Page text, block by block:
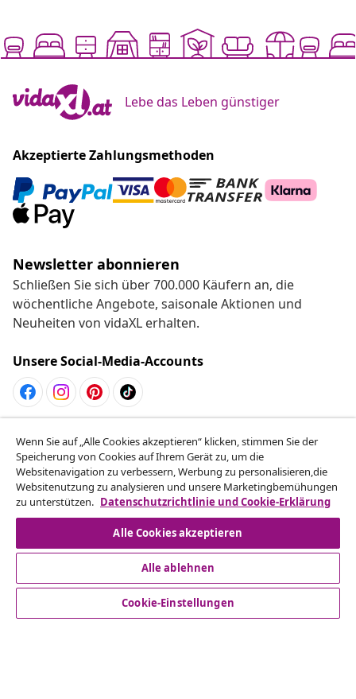
Lebe das Leben günstiger
Akzeptierte Zahlungsmethoden
Newsletter abonnieren
Schließen Sie sich über 700.000 Käufern an, die
wöchentliche Angebote, saisonale Aktionen und
Neuheiten von vidaXL erhalten.
Unsere Social-Media-Accounts
Vom Vertrag zurücktreten
Reiche einen Widerrufsantrag für deine Bestellung
ein.
Vom Vertrag zurücktreten
Kundenservice
Wenn Sie auf „Alle Cookies akzeptieren“ klicken, stimmen Sie der
Speicherung von Cookies auf Ihrem Gerät zu, um die
Websitenavigation zu verbessern, Werbung zu personalisieren,die
Websitenutzung zu analysieren und unsere Marketingbemühungen
zu unterstützen. Datenschutzrichtlinie und Cookie-Erklärung
Alle Cookies akzeptieren
Alle ablehnen
Cookie-Einstellungen